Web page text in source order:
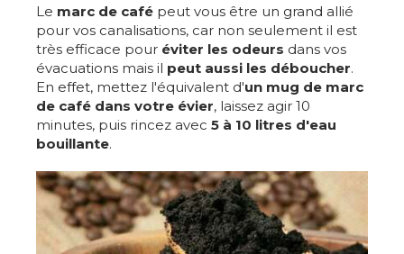
Le marc de café peut vous être un grand allié
pour vos canalisations, car non seulement il est
très efficace pour éviter les odeurs dans vos
évacuations mais il peut aussi les déboucher.
En effet, mettez l'équivalent d'un mug de marc
de café dans votre évier, laissez agir 10
minutes, puis rincez avec 5 à 10 litres d'eau
bouillante.